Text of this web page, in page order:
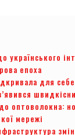
українського
епоха
для
оптоволокна:
мережі